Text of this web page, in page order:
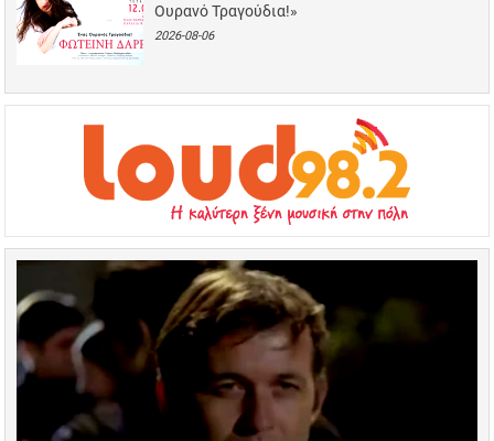
Ουρανό Τραγούδια!»
2026-08-06